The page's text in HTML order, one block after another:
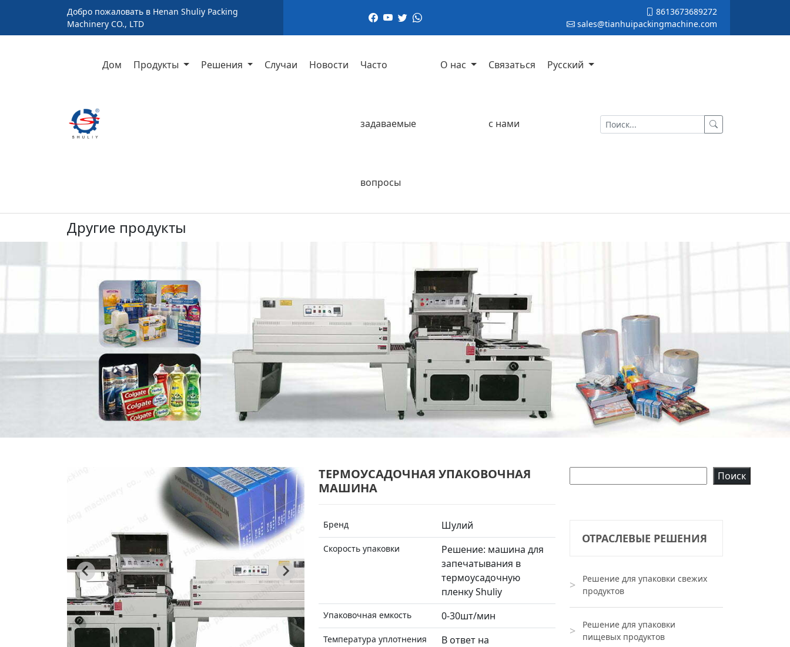
Добро пожаловать в Henan Shuliy Packing
Machinery CO., LTD
8613673689272
sales@tianhuipackingmachine.com
Дом Продукты Решения Случаи Новости Часто
задаваемые
вопросы
О нас Связаться
с нами
Русский
Другие продукты
ТЕРМОУСАДОЧНАЯ УПАКОВОЧНАЯ
МАШИНА
Бренд Шулий
Скорость упаковки
Решение: машина для
запечатывания в
термоусадочную
пленку Shuliy
Упаковочная емкость 0-30шт/мин
Температура уплотнения
В ответ на
Поиск
ОТРАСЛЕВЫЕ РЕШЕНИЯ
Решение для упаковки свежих
продуктов
Решение для упаковки
пищевых продуктов